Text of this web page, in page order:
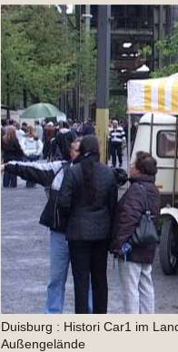
Duisburg : Histori Car1 im
Außengelände